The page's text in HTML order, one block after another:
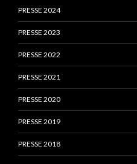
PRESSE 2024
PRESSE 2023
PRESSE 2022
PRESSE 2021
PRESSE 2020
PRESSE 2019
PRESSE 2018